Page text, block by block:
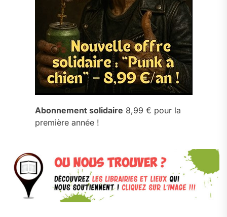
Abonnement solidaire 8,99 € pour la
première année !